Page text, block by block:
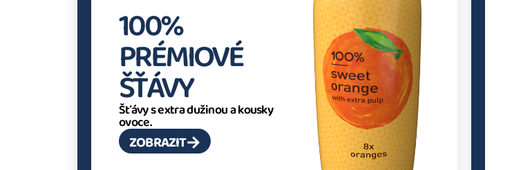
100%
PRÉMIOVÉ
ŠŤÁVY
Šťávy s extra dužinou a kousky
ovoce.
ZOBRAZIT